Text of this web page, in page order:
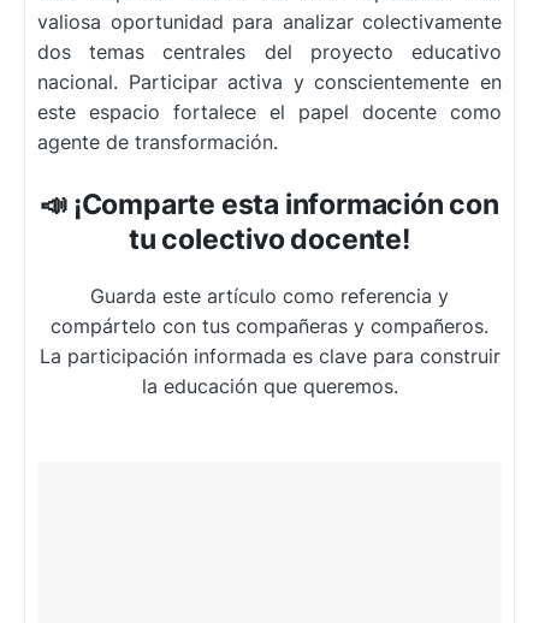
valiosa oportunidad para analizar colectivamente
dos temas centrales del proyecto educativo
nacional. Participar activa y conscientemente en
este espacio fortalece el papel docente como
agente de transformación.
📣 ¡Comparte esta información con
tu colectivo docente!
Guarda este artículo como referencia y
compártelo con tus compañeras y compañeros.
La participación informada es clave para construir
la educación que queremos.